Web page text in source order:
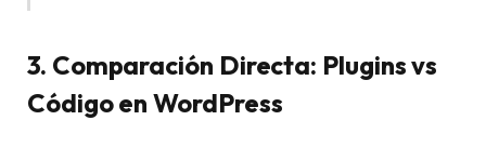
3. Comparación Directa: Plugins vs
Código en WordPress